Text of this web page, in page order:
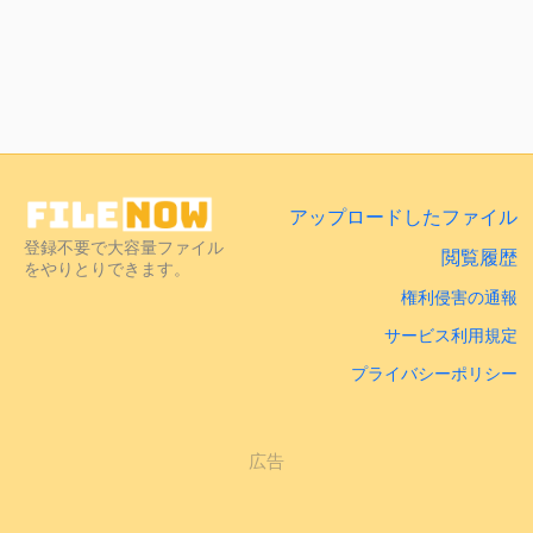
登録不要で大容量ファイル
をやりとりできます。
アップロードしたファイル
閲覧履歴
権利侵害の通報
サービス利用規定
プライバシーポリシー
広告